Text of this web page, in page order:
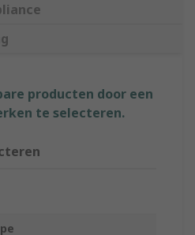
producten door een
te selecteren.